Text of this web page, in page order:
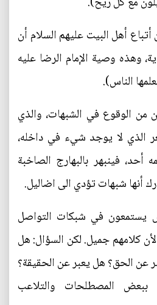
أهل البيت عليهم السلام أن
وهذه وصية الإمام الرضا عليه
الناس).
من الوقوع في الشبهات، والذي
الذي لا يوجد شيء في داخله،
أحد، فينبهر بالبهارج الصاخبة
أنها شبهات تؤدي الى اضاليل.
يستمعون في شبكات التواصل
كلامهم جميل. لكن السؤال: هل
الحق؟ هل يعبر عن الحقيقة؟
المصطلحات والتلاعب